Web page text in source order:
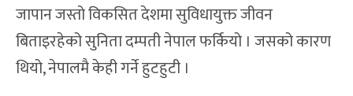
जापान जस्तो विकसित देशमा सुविधायुक्त जीवन
बिताइरहेको सुनिता दम्पती नेपाल फर्कियो । जसको कारण
थियो, नेपालमै केही गर्ने हुटहुटी ।